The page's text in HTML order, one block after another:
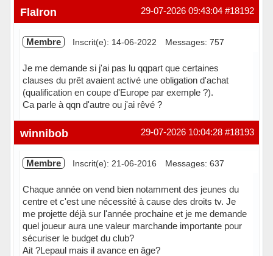
Hors ligne #18192
29-07-2026 09:43:04
FlaIron
Membre Inscrit(e): 14-06-2022 Messages: 757
Je me demande si j'ai pas lu qqpart que certaines
clauses du prêt avaient activé une obligation d'achat
(qualification en coupe d'Europe par exemple ?).
Ca parle à qqn d'autre ou j'ai rêvé ?
Hors ligne #18193
29-07-2026 10:04:28
winnibob
Membre Inscrit(e): 21-06-2016 Messages: 637
Chaque année on vend bien notamment des jeunes du
centre et c'est une nécessité à cause des droits tv. Je
me projette déjà sur l'année prochaine et je me demande
quel joueur aura une valeur marchande importante pour
sécuriser le budget du club?
Ait ?Lepaul mais il avance en âge?